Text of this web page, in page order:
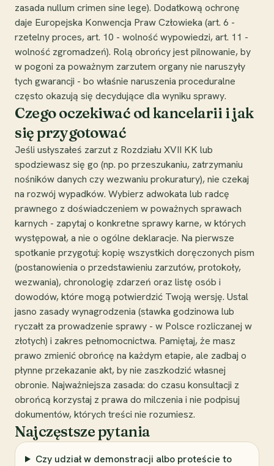
zasada nullum crimen sine lege). Dodatkową ochronę
daje Europejska Konwencja Praw Człowieka (art. 6 -
rzetelny proces, art. 10 - wolność wypowiedzi, art. 11 -
wolność zgromadzeń). Rolą obrońcy jest pilnowanie, by
w pogoni za poważnym zarzutem organy nie naruszyły
tych gwarancji - bo właśnie naruszenia proceduralne
często okazują się decydujące dla wyniku sprawy.
Czego oczekiwać od kancelarii i jak
się przygotować
Jeśli usłyszałeś zarzut z Rozdziału XVII KK lub
spodziewasz się go (np. po przeszukaniu, zatrzymaniu
nośników danych czy wezwaniu prokuratury), nie czekaj
na rozwój wypadków. Wybierz adwokata lub radcę
prawnego z doświadczeniem w poważnych sprawach
karnych - zapytaj o konkretne sprawy karne, w których
występował, a nie o ogólne deklaracje. Na pierwsze
spotkanie przygotuj: kopię wszystkich doręczonych pism
(postanowienia o przedstawieniu zarzutów, protokoły,
wezwania), chronologię zdarzeń oraz listę osób i
dowodów, które mogą potwierdzić Twoją wersję. Ustal
jasno zasady wynagrodzenia (stawka godzinowa lub
ryczałt za prowadzenie sprawy - w Polsce rozliczanej w
złotych) i zakres pełnomocnictwa. Pamiętaj, że masz
prawo zmienić obrońcę na każdym etapie, ale zadbaj o
płynne przekazanie akt, by nie zaszkodzić własnej
obronie. Najważniejsza zasada: do czasu konsultacji z
obrońcą korzystaj z prawa do milczenia i nie podpisuj
dokumentów, których treści nie rozumiesz.
Najczęstsze pytania
Czy udział w demonstracji albo proteście to